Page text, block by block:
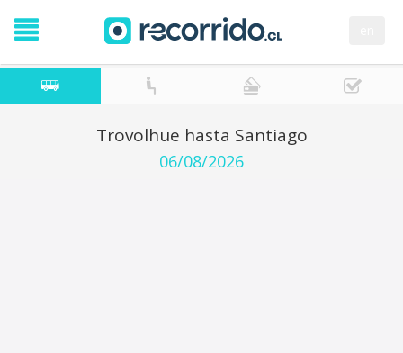
Trovolhue hasta Santiago
06/08/2026